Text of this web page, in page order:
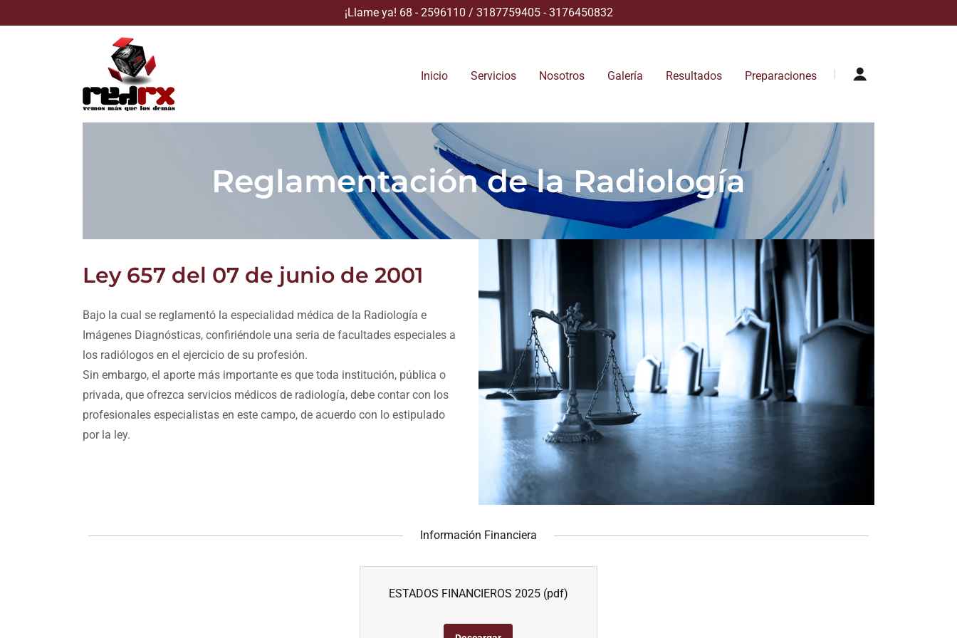
¡Llame ya! 68 - 2596110 / 3187759405 - 3176450832
Inicio Servicios Nosotros Galería Resultados Preparaciones
Reglamentación de la Radiología
Ley 657 del 07 de junio de 2001
Bajo la cual se reglamentó la especialidad médica de la Radiología e
Imágenes Diagnósticas, confiriéndole una seria de facultades especiales a
los radiólogos en el ejercicio de su profesión.
Sin embargo, el aporte más importante es que toda institución, pública o
privada, que ofrezca servicios médicos de radiología, debe contar con los
profesionales especialistas en este campo, de acuerdo con lo estipulado
por la ley.
Información Financiera
ESTADOS FINANCIEROS 2025(pdf)